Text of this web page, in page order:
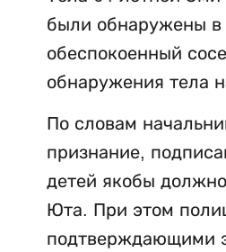
были обнаружены в
обеспокоенный
обнаружения тела
По словам
признание,
детей якобы
Юта. При этом
подтверждающими